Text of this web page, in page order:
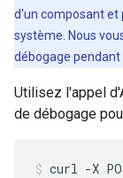
d'un composant et
système. Nous
débogage pendant
Utilisez l'appel
de débogage
curl -X